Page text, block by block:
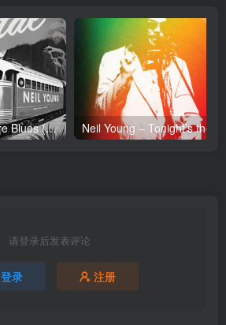
Neil Young – Vampire Blues (Live) – Single(054391239303)【24bit／96.0kHz】土耳其区
请登录后发表评论
登录 注册